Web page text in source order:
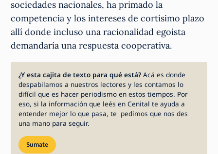
sociedades nacionales, ha primado la
competencia y los intereses de cortísimo plazo
allí donde incluso una racionalidad egoísta
demandaría una respuesta cooperativa.
¿Y esta cajita de texto para qué está?Acá es donde
despabilamos a nuestros lectores y les contamos lo
difícil que es hacer periodismo en estos tiempos. Por
eso, si la información que leés en Cenital te ayuda a
entender mejor lo que pasa, te pedimos que nos des
una mano para seguir.
Sumate